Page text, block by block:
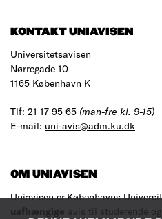
KONTAKT UNIAVISEN
Universitetsavisen
Nørregade 10
1165 København K
Tlf: 21 17 95 65 (man-fre kl. 9-15)
E-mail: uni-avis@adm.ku.dk
OM UNIAVISEN
Uniavisen er Københavns
uafhængige avis til studerende